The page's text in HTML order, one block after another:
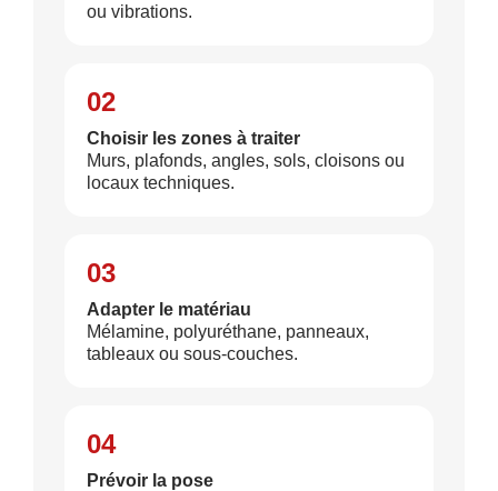
ou vibrations.
02
Choisir les zones à traiter
Murs, plafonds, angles, sols, cloisons ou
locaux techniques.
03
Adapter le matériau
Mélamine, polyuréthane, panneaux,
tableaux ou sous-couches.
04
Prévoir la pose